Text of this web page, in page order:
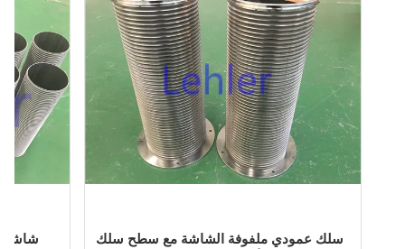
سلك عمودي ملفوفة الشاشة مع سطح سلك
شاشة